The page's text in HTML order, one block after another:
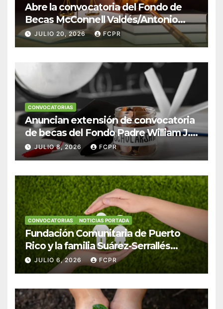
Abre la convocatoria del Fondo de
Becas McConnell Valdés/Antonio
Escudero Viera para estudiantes de
Derecho en Puerto Rico
JULIO 20, 2026 FCPR
CONVOCATORIAS
Anuncian extensión de convocatoria
de becas del Fondo Padre William J.
Hendricks, SJ para estudiantes del
Colegio San Ignacio
JULIO 8, 2026 FCPR
CONVOCATORIAS NOTICIAS PORTADA
Fundación Comunitaria de Puerto
Rico y la familia Suárez-Serrallés
anuncian convocatoria para
fortalecer hogares y albergues
JULIO 6, 2026 FCPR